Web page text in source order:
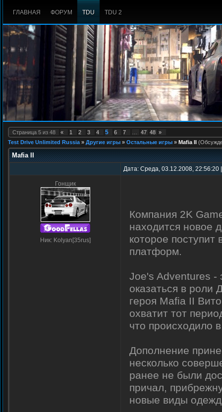
ГЛАВНАЯ ФОРУМ TDU TDU 2
Страница 5 из 48 « 1 2 3 4 5 6 7 47 48 »
Test Drive Unlimited Russia » Другие игры » Остальные игры » Mafia II
Mafia II
Дата: Среда, 03.12.2008,
Гонщик
Ник: Kolyan[35rus]
Компания 2K
находится новое
которое
платформ.
Joe's Adventures -
оказаться в роли
героя Mafia II
охватит тот
что происходило
Дополнение
несколько
ранее не были
причал,
новые виды